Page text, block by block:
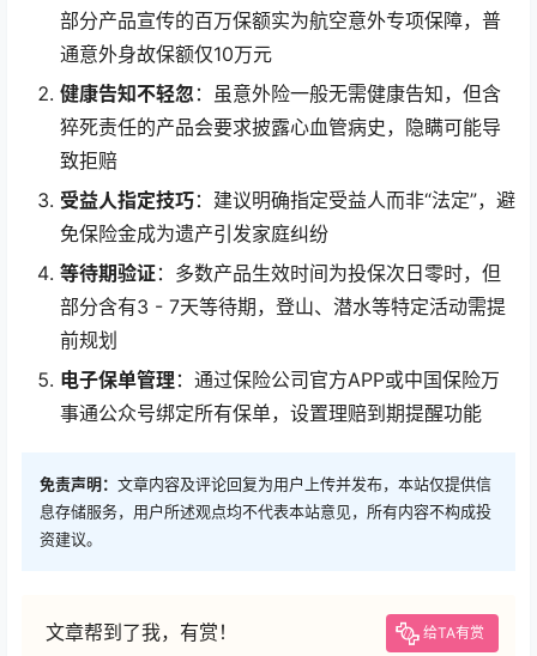
部分产品宣传的百万保额实为航空意外专项保障，普
通意外身故保额仅10万元
健康告知不轻忽 ：虽意外险一般无需健康告知，但含
猝死责任的产品会要求披露心血管病史，隐瞒可能导
致拒赔
受益人指定技巧：建议明确指定受益人而非“法定”，避
免保险金成为遗产引发家庭纠纷
等待期验证：多数产品生效时间为投保次日零时，但
部分含有3 - 7天等待期，登山、潜水等特定活动需提
前规划
电子保单管理 ：通过保险公司官方APP或中国保险万
事通公众号绑定所有保单，设置理赔到期提醒功能
免责声明： 文章内容及评论回复为用户上传并发布，本站仅提供信
息存储服务，用户所述观点均不代表本站意见，所有内容不构成投
资建议。
文章帮到了我，有赏！ 给TA有赏